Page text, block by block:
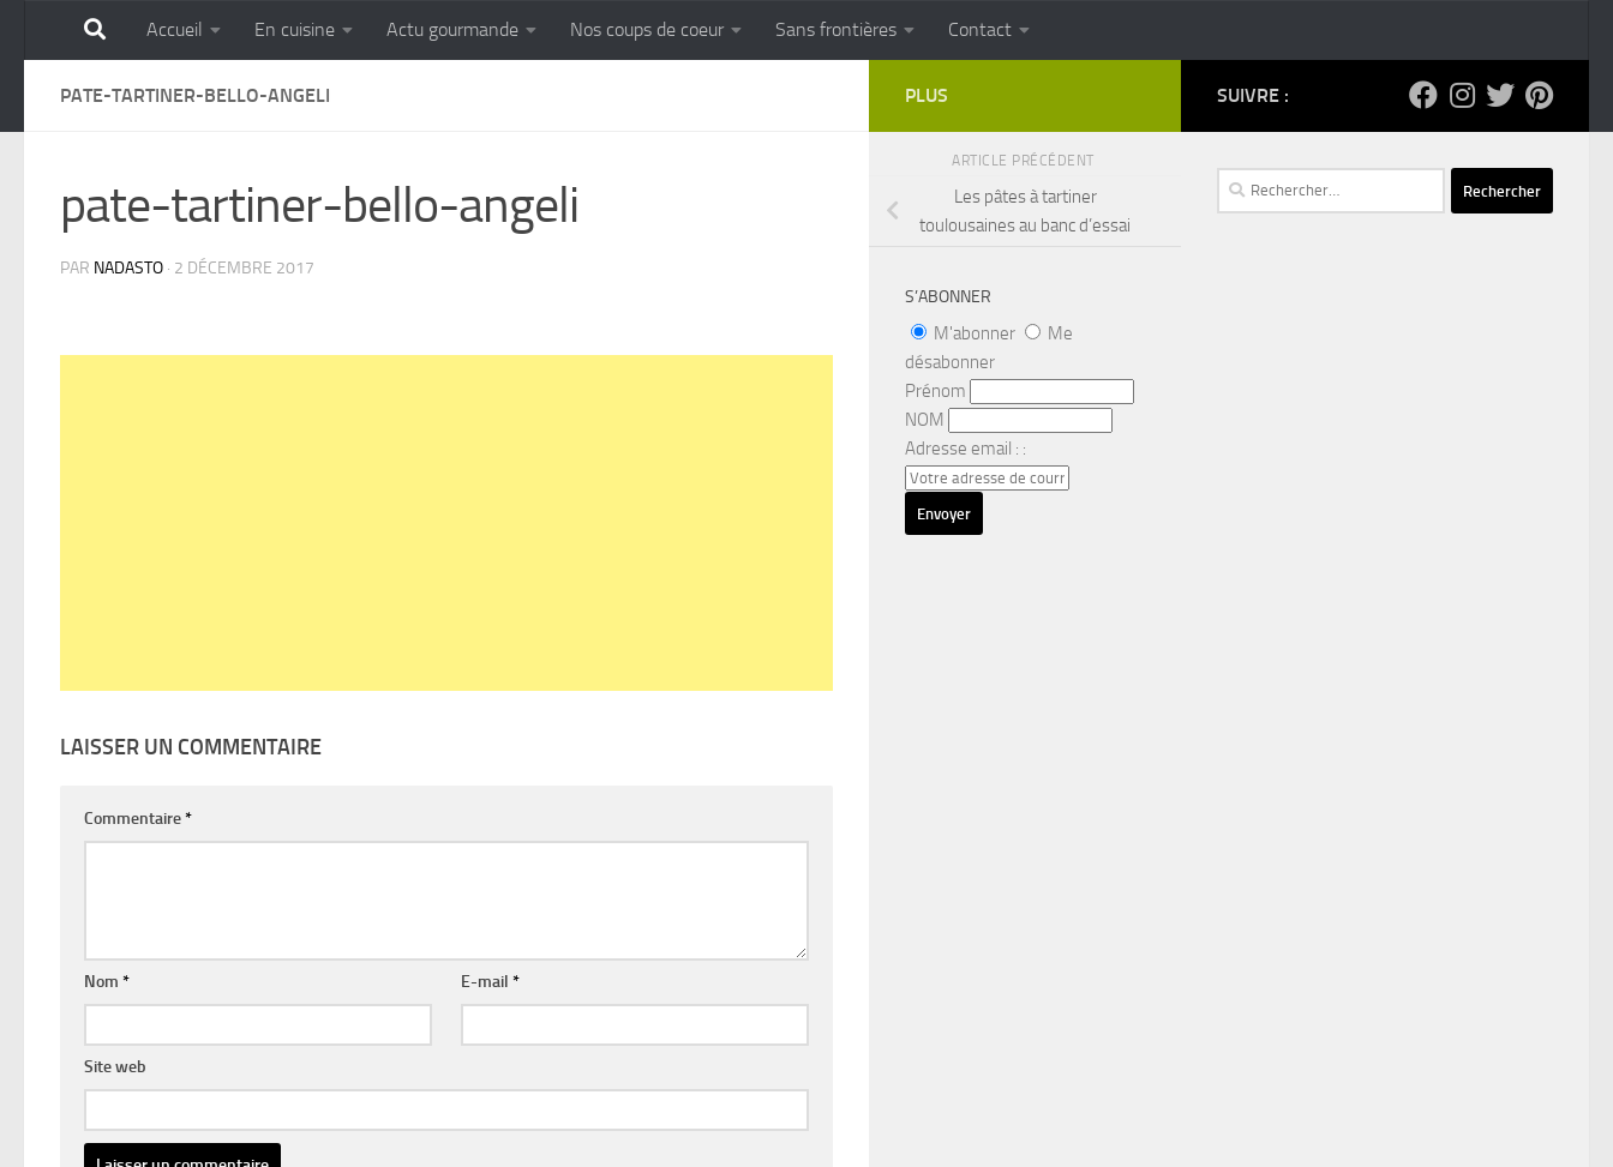
Skip to content
GOURMANDISE SANS FRONTIERES Cuisine populaire des terroirs
Accueil En cuisine Actu gourmande Nos coups de coeur Sans frontières Contact
PATE-TARTINER-BELLO-ANGELI
pate-tartiner-bello-angeli
PAR NADASTO · 2 DÉCEMBRE 2017
LAISSER UN COMMENTAIRE
Commentaire*
Nom * E-mail*
Site web
SUIVRE :
Rechercher :
PLUS
ARTICLE PRÉCÉDENT
Les pâtes à tartiner
toulousaines au banc d’essai
S’ABONNER
M'abonner
Me
désabonner
Prénom
NOM
Adresse email : :